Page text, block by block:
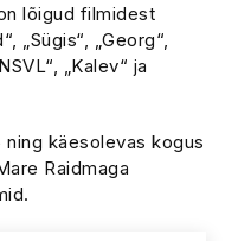
lõigud filmidest
„Sügis“, „Georg“,
„Kalev“ ja
käesolevas kogus
Raidmaga